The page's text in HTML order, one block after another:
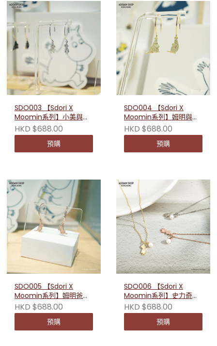
SDO003 【Sdori X
Moomin系列】小美與史
力奇耳環
HKD $688.00
預購
SDO004 【Sdori X
Moomin系列】姆明與歌
妮耳環
HKD $688.00
預購
SDO005 【Sdori X
Moomin系列】姆明爸爸
與媽媽耳環
HKD $688.00
預購
SDO006 【Sdori X
Moomin系列】史力奇珍
珠純銀項鏈
HKD $688.00
預購